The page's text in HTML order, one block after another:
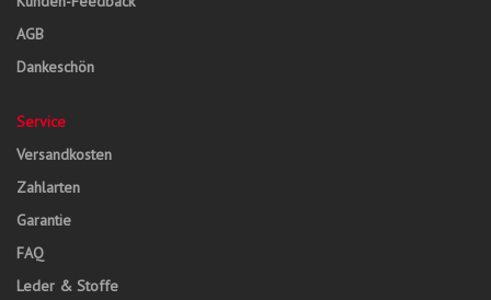
AGB
Dankeschön
Service
Versandkosten
Zahlarten
Garantie
FAQ
Leder & Stoffe